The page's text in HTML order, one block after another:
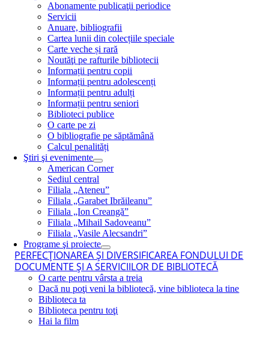
Abonamente publicaţii periodice
Servicii
Anuare, bibliografii
Cartea lunii din colecțiile speciale
Carte veche și rară
Noutăţi pe rafturile bibliotecii
Informații pentru copii
Informații pentru adolescenți
Informații pentru adulți
Informații pentru seniori
Biblioteci publice
O carte pe zi
O bibliografie pe săptămână
Calcul penalități
Ştiri şi evenimente
American Corner
Sediul central
Filiala „Ateneu”
Filiala „Garabet Ibrăileanu”
Filiala „Ion Creangă”
Filiala „Mihail Sadoveanu”
Filiala „Vasile Alecsandri”
Programe şi proiecte
PERFECŢIONAREA ŞI DIVERSIFICAREA FONDULUI DE
DOCUMENTE ŞI A SERVICIILOR DE BIBLIOTECĂ
O carte pentru vârsta a treia
Dacă nu poţi veni la bibliotecă, vine biblioteca la tine
Biblioteca ta
Biblioteca pentru toţi
Hai la film